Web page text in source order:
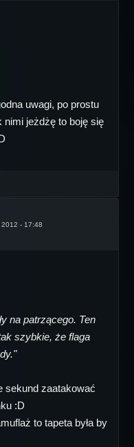
uwagi, po prostu
nimi jeżdżę to boję się
- 17:48
na patrzącego. Ten
szybkie, że flaga
sekund zaatakować
:D
to tapeta była by